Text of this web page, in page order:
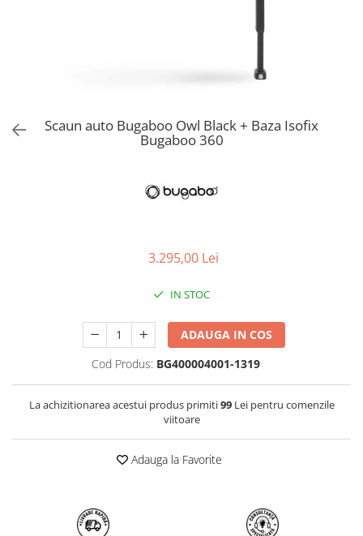
PAPUSI
Scaun auto Bugaboo Owl Black + Baza Isofix
Bugaboo 360
3.295,00 Lei
IN STOC
ADAUGA IN COS
Cod Produs: BG400004001-1319
La achizitionarea acestui produs primiti99Lei pentru comenzile
viitoare
Adauga la Favorite